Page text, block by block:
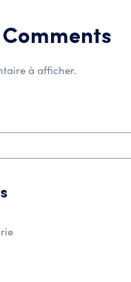
Comments
à afficher.